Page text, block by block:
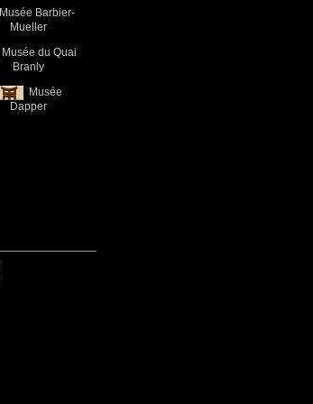
Musée Barbier-
Mueller
Musée du Quai
Branly
Musée
Dapper